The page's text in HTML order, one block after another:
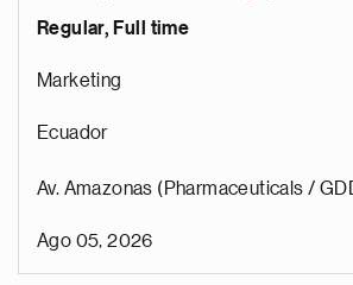
Regular, Full time
Marketing
Ecuador
Av. Amazonas (Pharmaceuticals /
Ago 05, 2026